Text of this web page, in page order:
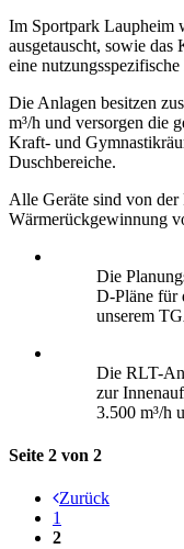
Im Sportpark Laupheim
ausgetauscht, sowie
eine
Die Anlagen besitzen
m³/h und versorgen die
Kraft- und
Duschbereiche.
Alle Geräte sind von der
Wärmerückgewinnung
Die
D-Pläne für
unserem
Die RLT-
zur
3.500 m³/h
Seite 2 von 2
Zurück
1
2